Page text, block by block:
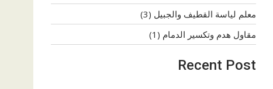
معلم لياسة القطيف والجبيل (3)
مقاول هدم وتكسير الدمام (1)
Recent Post